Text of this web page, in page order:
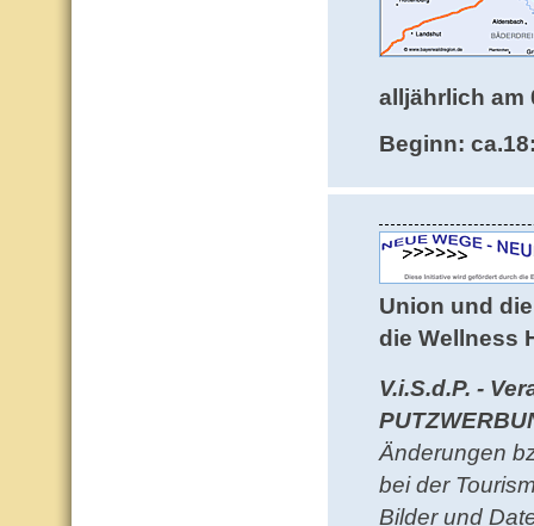
alljährlich am
Beginn:
Union und
die Wellness
V.i.S.d.P. -
Änderungen
bei der
Bilder und